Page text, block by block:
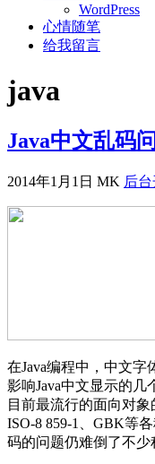
WordPress
心情随笔
给我留言
java
Java中文乱码
2014年1月1日 MK 后
在Java编程中，中文
影响Java中文显示的几
目前最流行的面向对象
ISO-8 859-1、GBK等
码的问题仍难倒了不